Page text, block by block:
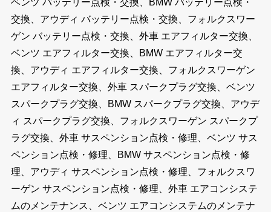
ベンツ バッテリー点検・交換、BMW バッテリー点検・
交換、アウディ バッテリー点検・交換、フォルクスワー
ゲン バッテリー点検・交換、外車 エアフィルター交換、
ベンツ エアフィルター交換、BMW エアフィルター交
換、アウディ エアフィルター交換、フォルクスワーゲン
エアフィルター交換、外車 スパークプラグ交換、ベンツ
スパークプラグ交換、BMW スパークプラグ交換、アウデ
ィ スパークプラグ交換、フォルクスワーゲン スパークプ
ラグ交換、外車 サスペンション点検・修理、ベンツ サス
ペンション点検・修理、BMW サスペンション点検・修
理、アウディ サスペンション点検・修理、フォルクスワ
ーゲン サスペンション点検・修理、外車 エアコンシステ
ムのメンテナンス、ベンツ エアコンシステムのメンテナ